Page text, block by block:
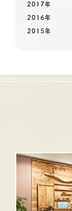
2017年
2016年
2015年